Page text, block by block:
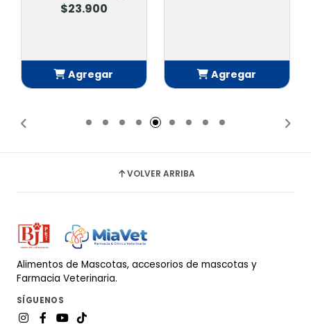
$23.900
Agregar
Agregar
VOLVER ARRIBA
Alimentos de Mascotas, accesorios de mascotas y
Farmacia Veterinaria.
SÍGUENOS